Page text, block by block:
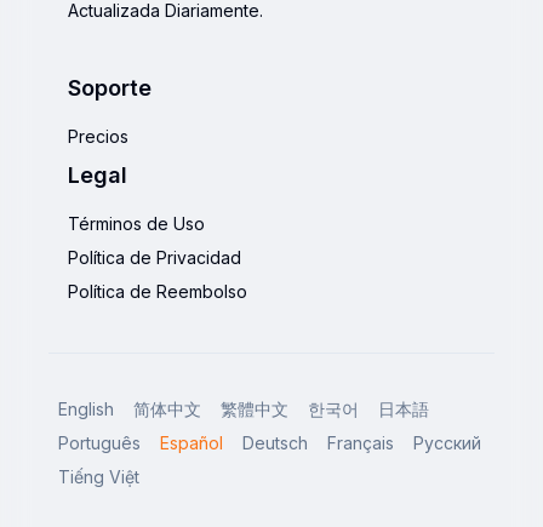
Actualizada Diariamente.
Soporte
Precios
Legal
Términos de Uso
Política de Privacidad
Política de Reembolso
English 简体中文 繁體中文 한국어
日本語
Português
Español Deutsch Français
Русский
Tiếng Việt